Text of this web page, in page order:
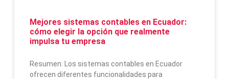
Mejores sistemas contables en Ecuador:
cómo elegir la opción que realmente
impulsa tu empresa
Resumen: Los sistemas contables en Ecuador
ofrecen diferentes funcionalidades para